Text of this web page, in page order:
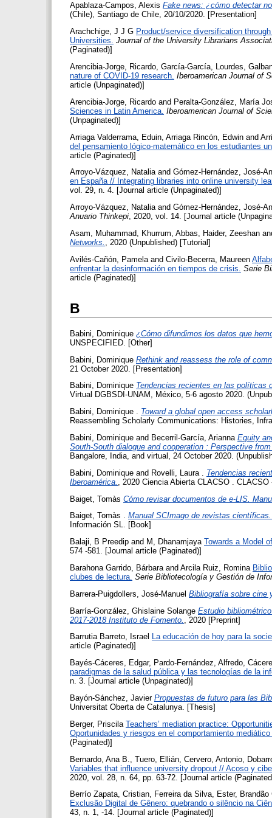
Apablaza-Campos, Alexis Fake news: ¿cómo detectar
(Chile), Santiago de Chile, 20/10/2020. [Presentation]
Arachchige, J J G Product/service diversification
Universities. Journal of the University Librarians
(Paginated)]
Arencibia-Jorge, Ricardo García-García, Lourdes
nature of COVID-19 research. Iberoamerican Journal of
article (Unpaginated)]
Arencibia-Jorge, Ricardo and Peralta-González, María
Sciences in Latin America. Iberoamerican Journal of
(Unpaginated)]
Arriaga Valderrama, Eduin Arriaga Rincón, Edwin and
del pensamiento lógico-matemático en los estudiantes
article (Paginated)]
Arroyo-Vázquez, Nataliaand Gómez-Hernández, José-
en España // Integrating libraries into online university
vol. 29, n. 4. [Journal article (Unpaginated)]
Arroyo-Vázquez, Nataliaand Gómez-Hernández, José-
Anuario Thinkepi, 2020, vol. 14. [Journal article
Asam, Muhammad
Khurrum, Abbas Haider, Zeeshan
Networks.
, 2020 (Unpublished) [Tutorial]
Avilés-Cañón, Pamela and Civilo-Becerra, Maureen
enfrentar la desinformación en tiempos de crisis. Serie
article (Paginated)]
B
Babini, Dominique ¿Cómo difundimos los datos que
UNSPECIFIED. [Other]
Babini, Dominique Rethink and reassess the role of
21 October 2020. [Presentation]
Babini, Dominique Tendencias recientes en las políticas
Virtual DGBSDI-UNAM, México, 5-6 agosto 2020.
Babini, Dominique . Toward a global open access
Reassembling Scholarly Communications: Histories,
Babini, Dominique and Becerril-García, Arianna Equity
South-South dialogue and cooperation : Perspective
Bangalore, India, and virtual, 24 October 2020.
Babini, Dominique and Rovelli, Laura
Tendencias
Iberoamérica.
, 2020 Ciencia Abierta CLACSO .
Baiget, Tomàs Cómo revisar documentos de e-LIS.
Baiget, Tomàs . Manual SCImago de revistas
Información SL. [Book]
Balaji, B Preedip and M, Dhanamjaya Towards a Model
574 -581. [Journal article (Paginated)]
Barahona Garrido, Bárbaraand Arcila Ruiz, Romina
clubes de lectura. Serie Bibliotecología y Gestión de
Barrera-Puigdollers, José-Manuel Bibliografía sobre cine
Barría-González, Ghislaine Solange Estudio
2017-2018 Instituto de Fomento.
, 2020 [Preprint]
Barrutia Barreto, Israel La educación de hoy para la
article (Paginated)]
Bayés-Cáceres, Edgar, Pardo-Fernández, Alfredo,
paradigmas de la salud pública y las tecnologías de la
n. 3. [Journal article (Unpaginated)]
Bayón-Sánchez, Javier Propuestas de futuro para las
Universitat Oberta de Catalunya. [Thesis]
Berger, Priscila Teachers’ mediation practice:
Oportunidades y riesgos en el comportamiento
(Paginated)]
Bernardo, Ana B.
Tuero, Ellián Cervero, Antonio
Variables that influence university dropout // Acoso y
2020, vol. 28, n. 64, pp. 63-72. [Journal article
Berrío Zapata, Cristian, Ferreira da Silva, Ester,
Exclusão Digital de Gênero: quebrando o silêncio na
43, n. 1, -14. [Journal article (Paginated)]